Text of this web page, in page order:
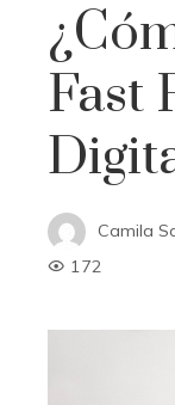
Fast
Camila
172